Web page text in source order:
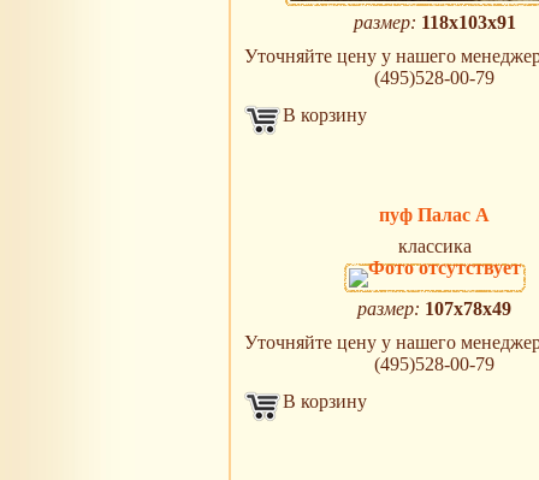
размер: 118х103х91
Уточняйте цену у нашего
(495)528-00-79
В корзину
пуф Палас A
классика
размер: 107х78х49
Уточняйте цену у нашего
(495)528-00-79
В корзину